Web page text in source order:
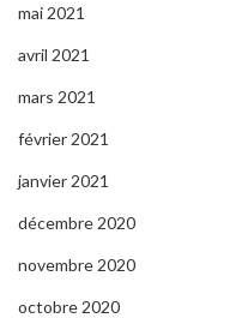
mai 2021
avril 2021
mars 2021
février 2021
janvier 2021
décembre 2020
novembre 2020
octobre 2020